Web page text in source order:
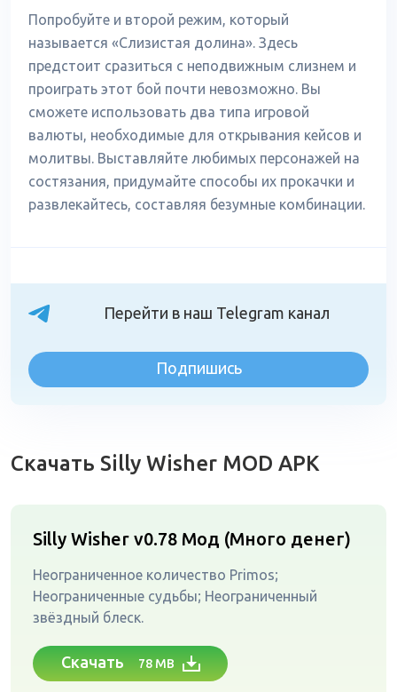
Попробуйте и второй режим, который
называется «Слизистая долина». Здесь
предстоит сразиться с неподвижным слизнем и
проиграть этот бой почти невозможно. Вы
сможете использовать два типа игровой
валюты, необходимые для открывания кейсов и
молитвы. Выставляйте любимых персонажей на
состязания, придумайте способы их прокачки и
развлекайтесь, составляя безумные комбинации.
Перейти в наш Telegram канал
Подпишись
Скачать Silly Wisher MOD APK
Silly Wisher v0.78 Мод (Много денег)
Неограниченное количество Primos;
Неограниченные судьбы; Неограниченный
звёздный блеск.
Скачать 78 MB